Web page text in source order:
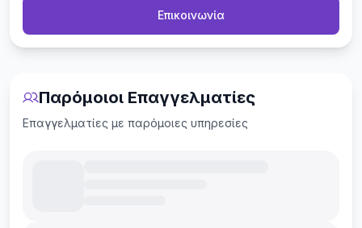
Επικοινωνία
Παρόμοιοι Επαγγελματίες
Επαγγελματίες με παρόμοιες υπηρεσίες